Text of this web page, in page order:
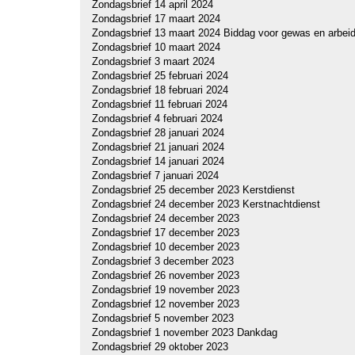
Zondagsbrief 14 april 2024
Zondagsbrief 17 maart 2024
Zondagsbrief 13 maart 2024 Biddag voor gewas en arbeid
Zondagsbrief 10 maart 2024
Zondagsbrief 3 maart 2024
Zondagsbrief 25 februari 2024
Zondagsbrief 18 februari 2024
Zondagsbrief 11 februari 2024
Zondagsbrief 4 februari 2024
Zondagsbrief 28 januari 2024
Zondagsbrief 21 januari 2024
Zondagsbrief 14 januari 2024
Zondagsbrief 7 januari 2024
Zondagsbrief 25 december 2023 Kerstdienst
Zondagsbrief 24 december 2023 Kerstnachtdienst
Zondagsbrief 24 december 2023
Zondagsbrief 17 december 2023
Zondagsbrief 10 december 2023
Zondagsbrief 3 december 2023
Zondagsbrief 26 november 2023
Zondagsbrief 19 november 2023
Zondagsbrief 12 november 2023
Zondagsbrief 5 november 2023
Zondagsbrief 1 november 2023 Dankdag
Zondagsbrief 29 oktober 2023